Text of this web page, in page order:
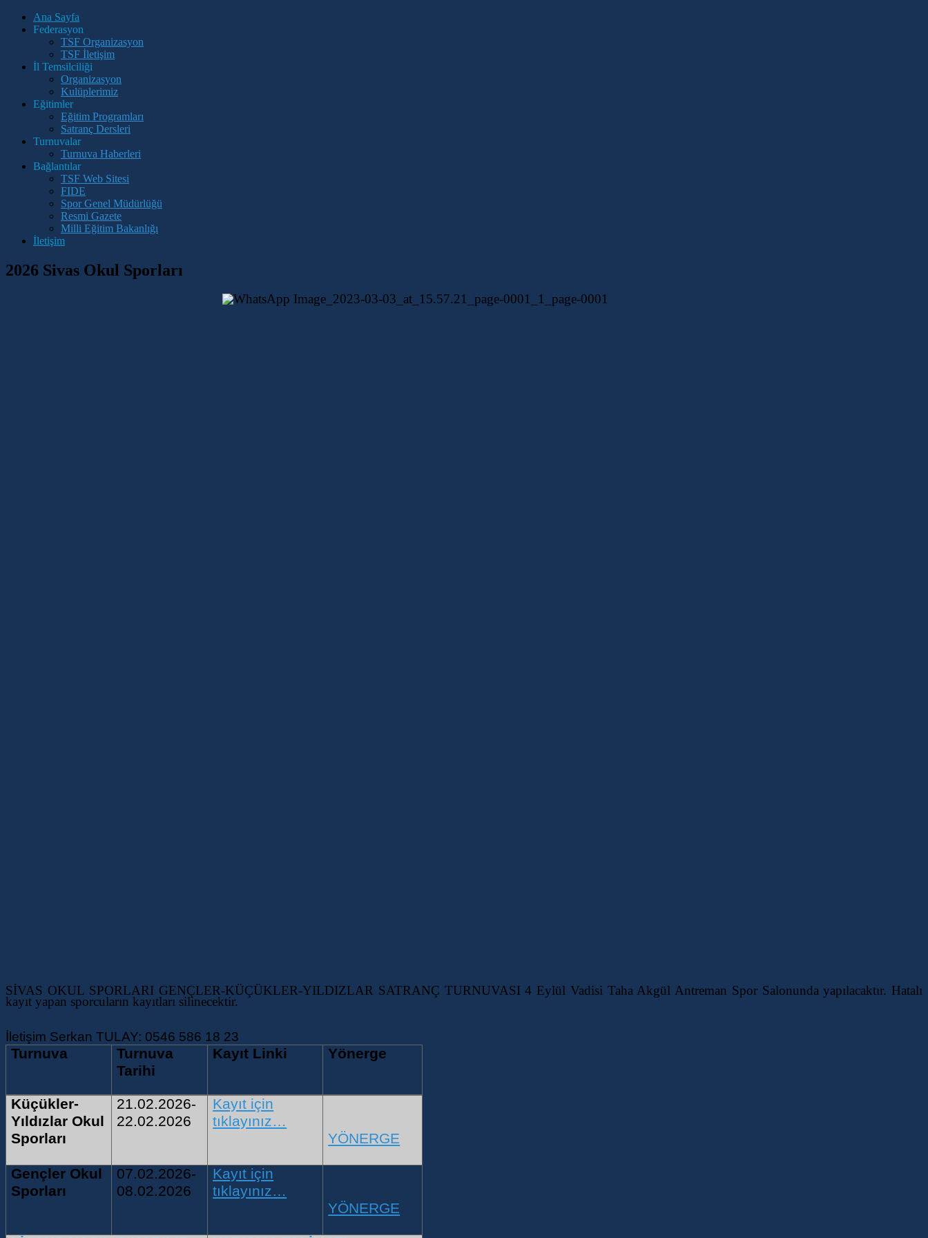
Ana Sayfa
Federasyon
TSF Organizasyon
TSF İletişim
İl Temsilciliği
Organizasyon
Kulüplerimiz
Eğitimler
Eğitim Programları
Satranç Dersleri
Turnuvalar
Turnuva Haberleri
Bağlantılar
TSF Web Sitesi
FIDE
Spor Genel Müdürlüğü
Resmi Gazete
Milli Eğitim Bakanlığı
İletişim
2026 Sivas Okul Sporları
SİVAS OKUL SPORLARI GENÇLER-KÜÇÜKLER-YILDIZLAR SATRANÇ TURNUVASI 4 Eylül Vadisi Taha Akgül Antreman Spor Salonunda yapılacaktır. Hatalı
kayıt yapan sporcuların kayıtları silinecektir.
İletişim Serkan TULAY: 0546 586 18 23
Turnuva
Turnuva
Tarihi
Kayıt Linki Yönerge
Küçükler-
Yıldızlar Okul
Sporları
21.02.2026-
22.02.2026
Kayıt için
tıklayınız…
YÖNERGE
Gençler Okul
Sporları
07.02.2026-
08.02.2026
Kayıt için
tıklayınız…
YÖNERGE